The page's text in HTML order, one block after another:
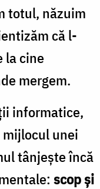
totul, năzuim
că l-
la cine
mergem.
informatice,
unei
tânjește încă
scop şi